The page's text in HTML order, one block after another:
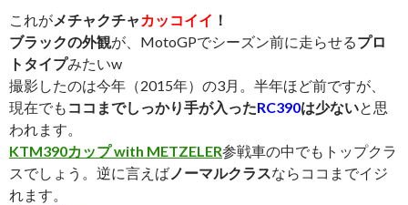
これがメチャクチャ カッコイイ ！
ブラックの外観が、MotoGPでシーズン前に走らせるプロ
トタイプみたいw
撮影したのは今年（2015年）の3月。半年ほど前ですが、
現在でも ココまでしっかり手が入ったRC390は少ないと思
われます。
KTM390カップ with METZELER参戦車の中でもトップクラ
スでしょう。逆に言えば ノーマルクラスならココまでイジ
れます。